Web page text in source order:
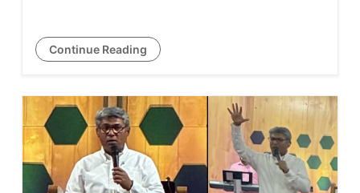
KCWFNAയുടെ ‘ക്നാനായ റോയൽ
കിംഗ്ഡം പേജന്റ്...
സാമ്പത്തിക വിദഗ്ധരുടെ
കണക്കുകൂട്ടൽ തെറ്റിച്ചു;
കാനഡയിൽ വൻ തൊഴിൽ വർധന
Continue Reading